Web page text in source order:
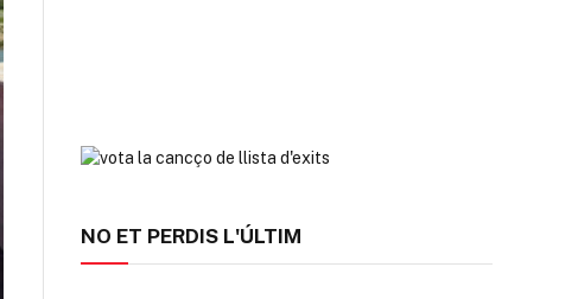
NO ET PERDIS L'ÚLTIM